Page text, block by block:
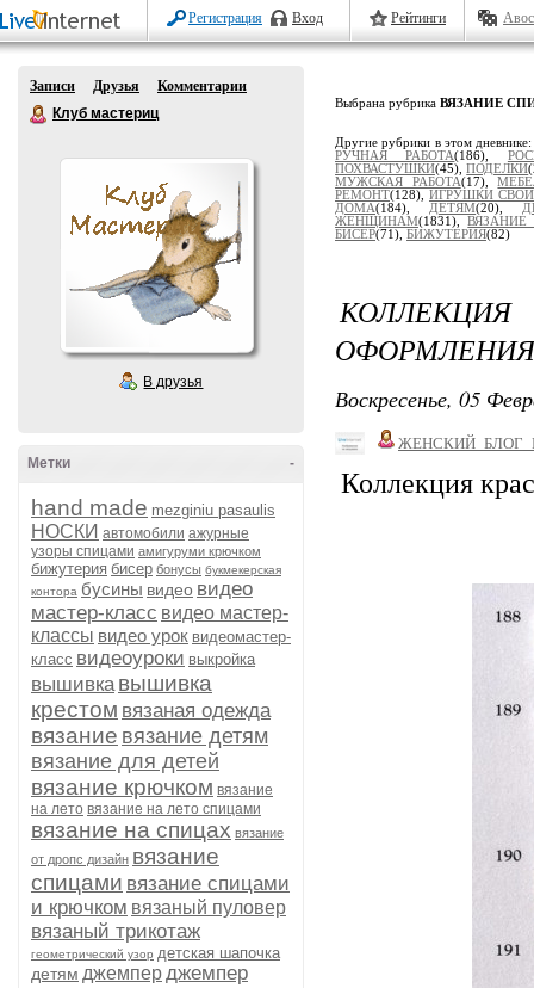
Регистрация Вход Рейтинги
Записи Друзья
Комментарии
Клуб мастериц
В друзья
-
Метки
hand made mezginiu pasaulis
НОСКИ автомобили ажурные
узоры спицами амигуруми крючком
бижутерия бисер бонусы букмекерская
контора бусины видео видео
мастер-класс видео мастер-
классы видео урок видеомастер-
класс видеоуроки выкройка
вышивка вышивка
крестом вязаная одежда
вязание вязание детям
вязание для детей
вязание крючком вязание
на лето вязание на лето спицами
вязание на спицах вязание
от дропс дизайн вязание
спицами вязание спицами
и крючком вязаный пуловер
вязаный трикотаж
геометрический узор детская шапочка
детям джемперджемпер
Выбрана рубрика ВЯЗАНИЕ
Другие рубрики в этом
РУЧНАЯ РАБОТА(186),
ПОХВАСТУШКИ(45),ПОДЕЛКИ
МУЖСКАЯ РАБОТА(17),
РЕМОНТ(128), ИГРУШКИ
ДОМА(184), ДЕТЯМ(20),
ЖЕНЩИНАМ(1831),ВЯЗАНИЕ
БИСЕР(71), БИЖУТЕРИЯ(82)
Воскресенье, 05
Коллекция